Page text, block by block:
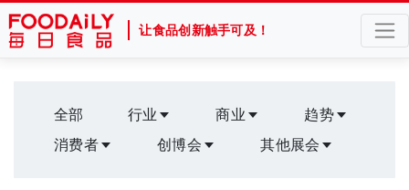
让食品创新触手可及！
全部 行业 商业
趋势
消费者
创博会 其他展会